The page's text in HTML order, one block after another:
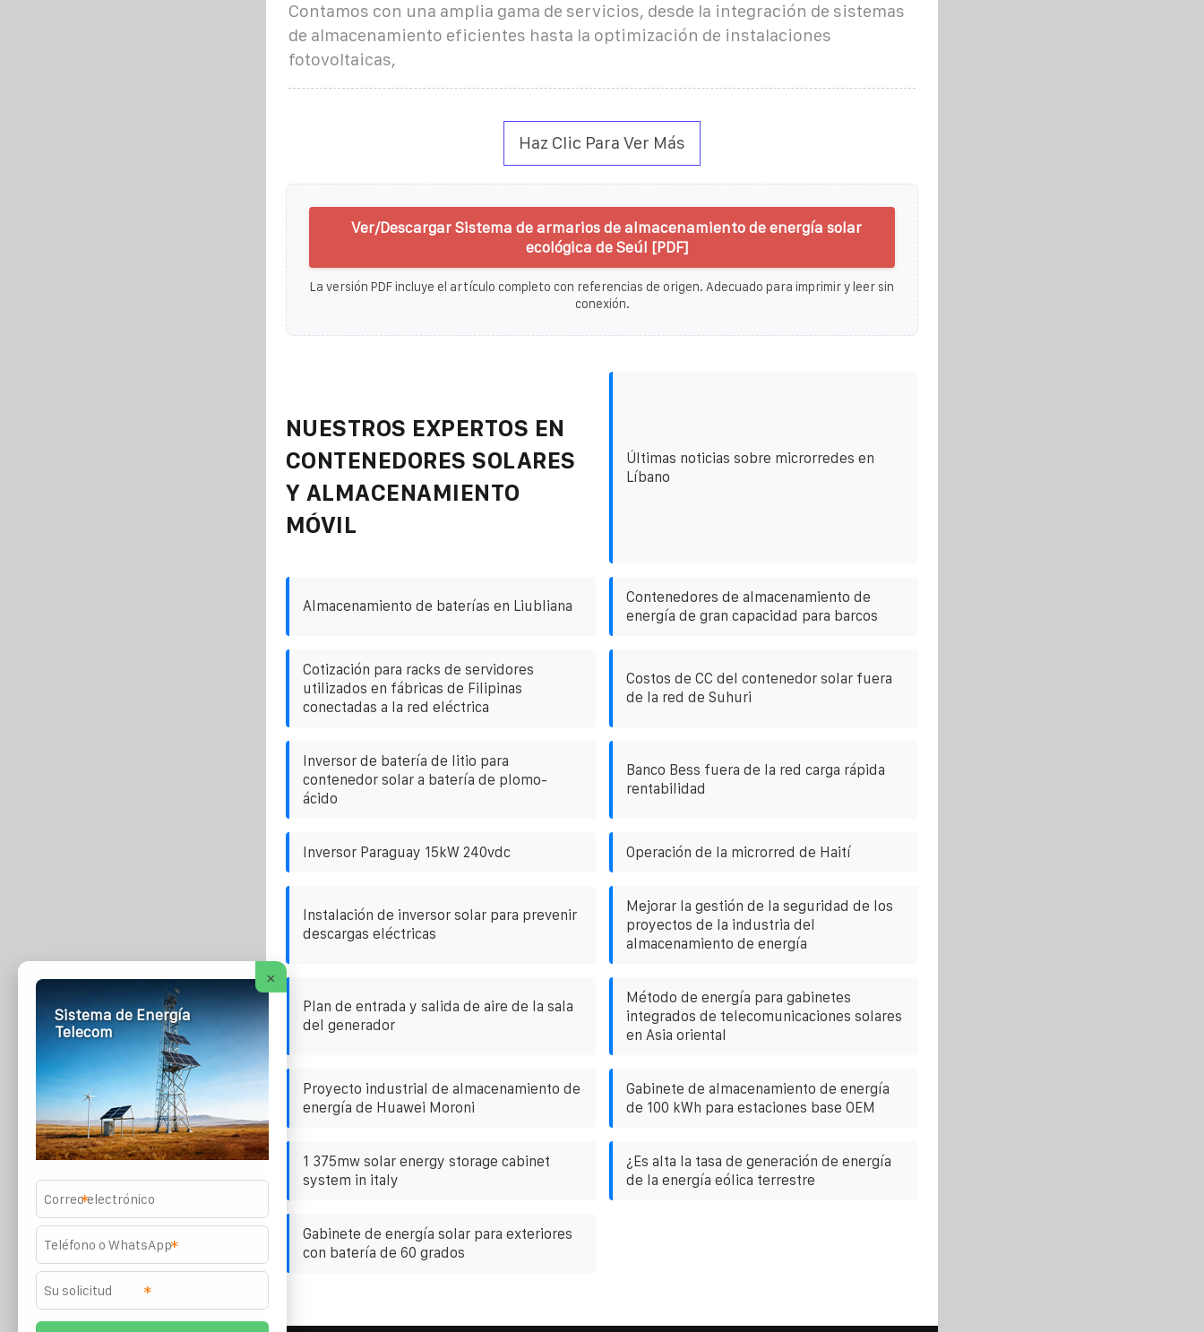
Contamos con una amplia gama de servicios, desde la integración de sistemas
de almacenamiento eficientes hasta la optimización de instalaciones
fotovoltaicas,
Haz Clic Para Ver Más
Ver/Descargar Sistema de armarios de almacenamiento de energía solar
ecológica de Seúl [PDF]
La versión PDF incluye el artículo completo con referencias de origen. Adecuado para imprimir y leer sin
conexión.
NUESTROS EXPERTOS EN
CONTENEDORES SOLARES
Y ALMACENAMIENTO
MÓVIL
Últimas noticias sobre microrredes en
Líbano
Almacenamiento de baterías en Liubliana
Contenedores de almacenamiento de
energía de gran capacidad para barcos
Cotización para racks de servidores
utilizados en fábricas de Filipinas
conectadas a la red eléctrica
Costos de CC del contenedor solar fuera
de la red de Suhuri
Inversor de batería de litio para
contenedor solar a batería de plomo-
ácido
Banco Bess fuera de la red carga rápida
rentabilidad
Inversor Paraguay 15kW 240vdc Operación de la microrred de Haití
Instalación de inversor solar para prevenir
descargas eléctricas
Mejorar la gestión de la seguridad de los
proyectos de la industria del
almacenamiento de energía
Plan de entrada y salida de aire de la sala
del generador
Método de energía para gabinetes
integrados de telecomunicaciones solares
en Asia oriental
Proyecto industrial de almacenamiento de
energía de Huawei Moroni
Gabinete de almacenamiento de energía
de 100 kWh para estaciones base OEM
1 375mw solar energy storage cabinet
system in italy
¿Es alta la tasa de generación de energía
de la energía eólica terrestre
Gabinete de energía solar para exteriores
con batería de 60 grados
×
Sistema de Energía
Telecom
*
*
*